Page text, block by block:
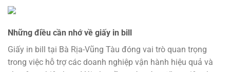
Những điều cần nhớ về giấy in bill
Giấy in bill tại Bà Rịa-Vũng Tàu đóng vai trò quan trọng
trong việc hỗ trợ các doanh nghiệp vận hành hiệu quả và